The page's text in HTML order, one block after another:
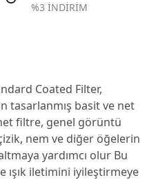
%3 İNDİRİM
Coated Filter,
tasarlanmış basit ve net
filtre, genel görüntü
nem ve diğer öğelerin
yardımcı olur Bu
ışık iletimini iyileştirmeye